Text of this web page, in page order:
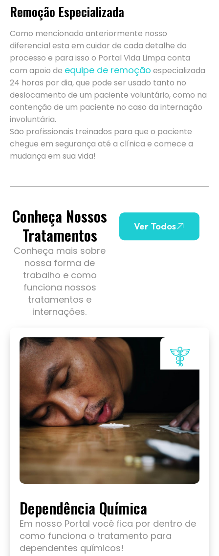
Remoção Especializada
Como mencionado anteriormente nosso
diferencial esta em cuidar de cada detalhe do
processo e para isso o Portal Vida Limpa conta
com apoio de equipe de remoção especializada
24 horas por dia, que pode ser usado tanto no
deslocamento de um paciente voluntário, como na
contenção de um paciente no caso da internação
involuntária.
São profissionais treinados para que o paciente
chegue em segurança até a clínica e comece a
mudança em sua vida!
Conheça Nossos
Tratamentos
Conheça mais sobre
nossa forma de
trabalho e como
funciona nossos
tratamentos e
internações.
Ver Todos
Dependência Química
Em nosso Portal você fica por dentro de
como funciona o tratamento para
dependentes químicos!